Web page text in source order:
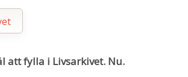
att fylla i Livsarkivet. Nu.